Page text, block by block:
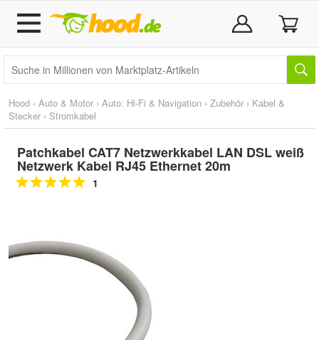
Hood › Auto & Motor › Auto: Hi-Fi & Navigation › Zubehör › Kabel &
Stecker › Stromkabel
Patchkabel CAT7 Netzwerkkabel LAN DSL weiß
Netzwerk Kabel RJ45 Ethernet 20m
1